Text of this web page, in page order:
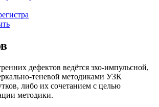
дефектов ведётся эхо-импульсной,
теневой методиками УЗК
либо их сочетанием с целью
методики.